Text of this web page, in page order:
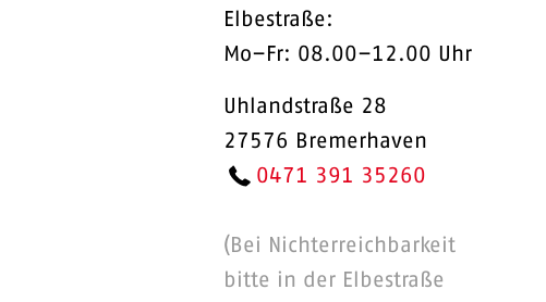
Elbestraße:
Mo–Fr: 08.00–12.00 Uhr
Uhlandstraße 28
27576 Bremerhaven
0471 391 35260
(Bei Nichterreichbarkeit
bitte in der Elbestraße